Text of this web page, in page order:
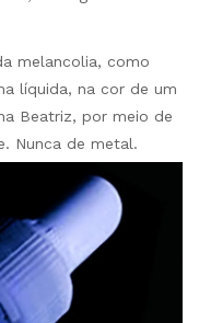
melancolia, como
líquida, na cor de um
Beatriz, por meio de
Nunca de metal.